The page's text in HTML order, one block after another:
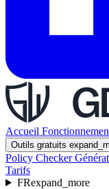
Accueil
Outils gratuits
Policy Checker
Tarifs
FRexpand_more